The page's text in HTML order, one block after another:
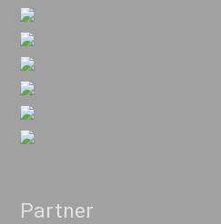
Partner